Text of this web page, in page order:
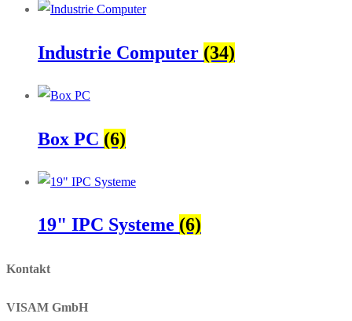
Industrie Computer (34)
Box PC (6)
19" IPC Systeme (6)
Kontakt
VISAM GmbH